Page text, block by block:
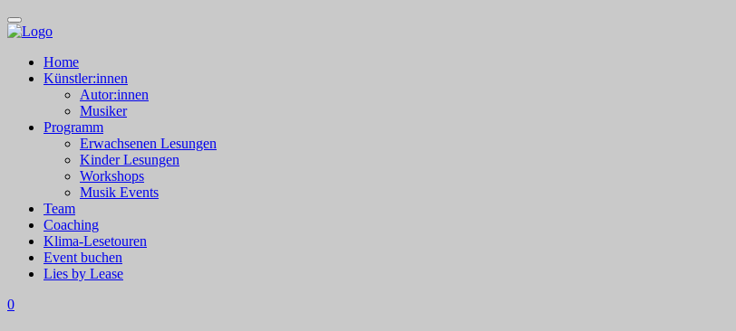
Home
Künstler:innen
Autor:innen
Musiker
Programm
Erwachsenen Lesungen
Kinder Lesungen
Workshops
Musik Events
Team
Coaching
Klima-Lesetouren
Event buchen
Lies by Lease
0